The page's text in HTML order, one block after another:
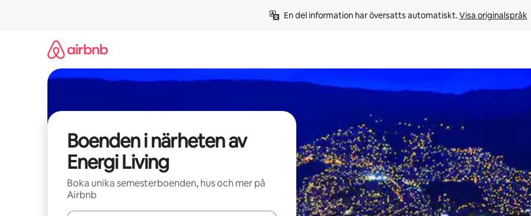
En del information har översatts automatiskt. Visa originalspråk
Boenden i närheten av
Energi Living
Boka unika semesterboenden, hus och mer på
Airbnb